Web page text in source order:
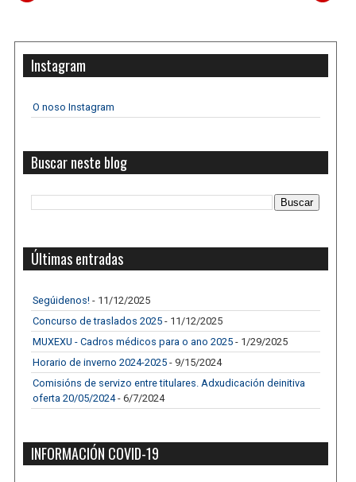
Instagram
O noso Instagram
Buscar neste blog
Últimas entradas
Segúidenos! - 11/12/2025
Concurso de traslados 2025 - 11/12/2025
MUXEXU - Cadros médicos para o ano 2025 - 1/29/2025
Horario de inverno 2024-2025 - 9/15/2024
Comisións de servizo entre titulares. Adxudicación deinitiva
oferta 20/05/2024- 6/7/2024
INFORMACIÓN COVID-19